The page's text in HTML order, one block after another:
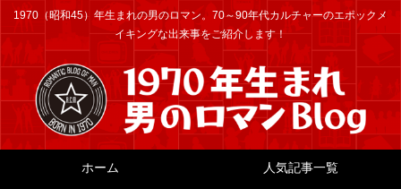
1970（昭和45）年生まれの男のロマン。70～90年代カルチャーのエポックメ
イキングな出来事をご紹介します！
ホーム 人気記事一覧